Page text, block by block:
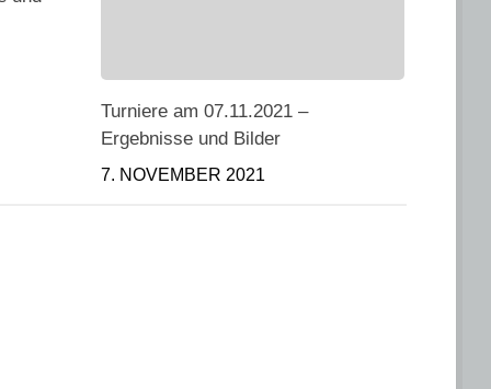
Turniere am 07.11.2021 –
Ergebnisse und Bilder
7. NOVEMBER 2021